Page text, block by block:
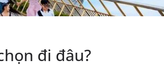
đi đâu?